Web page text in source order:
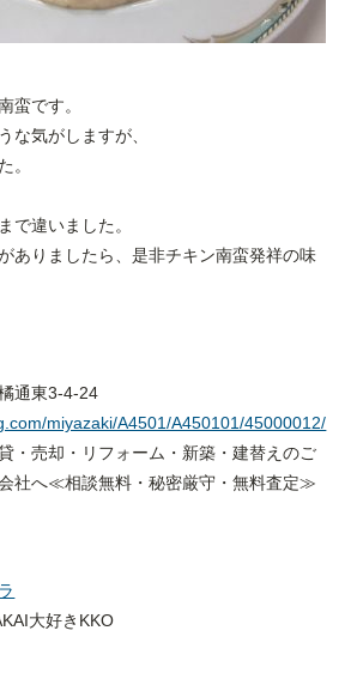
蛮です。
な気がしますが、
。
で違いました。
ありましたら、是非チキン南蛮発祥の味
通東3-4-24
miyazaki/A4501/A450101/45000012/
売却・リフォーム・新築・建替えのご
社へ≪相談無料・秘密厳守・無料査定≫
大好きKKO